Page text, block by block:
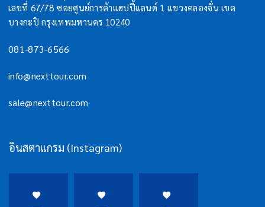
เลขที่ 67/78 ซอยศูนย์การค้าแฮปปี้แลนด์ 1 แขวงคลองจั่น เขต
บางกะปิ กรุงเทพมหานคร 10240
081-873-6566
info@nexttour.com
sale@nexttour.com
อินสตาแกรม (Instagram)